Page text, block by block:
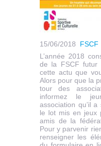
15/06/2018 FSCF
L’année 2018
de la FSCF futur
cette actu que
Alors pour que la
tour des
informez le
association qu’il
le lot mis en jeux
amis de la
Pour y parvenir
renseigner les